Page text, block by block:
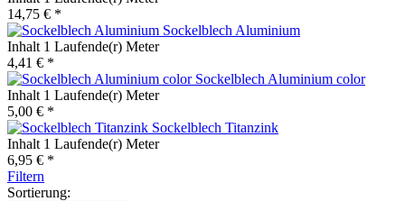
14,75 € *
Sockelblech Aluminium
Inhalt 1 Laufende(r) Meter
4,41 € *
Sockelblech Aluminium color
Inhalt 1 Laufende(r) Meter
5,00 € *
Sockelblech Titanzink
Inhalt 1 Laufende(r) Meter
6,95 € *
Filtern
Sortierung: